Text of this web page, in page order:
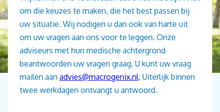
om die keuzes te maken, die het best passen bij
uw situatie. Wij nodigen u dan ook van harte uit
om uw vragen aan ons voor te leggen. Onze
adviseurs met hun medische achtergrond
beantwoorden uw vragen graag. U kunt uw vraag
mailen aan advies@macrogenix.nl. Uiterlijk binnen
twee werkdagen ontvangt u antwoord.